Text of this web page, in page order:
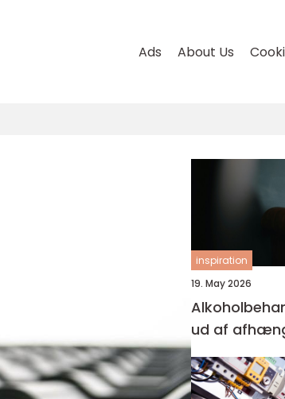
Ads About Us
inspiration
19. May 2026
ud af